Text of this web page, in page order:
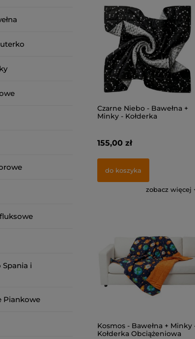
i
Piankowe
Czarne Niebo - Bawełna +
Minky - Kołderka
155,00 zł
do koszyka
zobacz więcej
Kosmos - Bawełna + Minky
Kołderka Obciążeniowa